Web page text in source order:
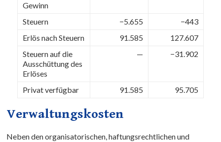
Gewinn
Steuern −5.655
−443
Erlös nach Steuern
91.585
127.607
Steuern auf die
Ausschüttung des
Erlöses
— −31.902
Privat verfügbar 91.585 95.705
Verwaltungskosten
Neben den organisatorischen, haftungsrechtlichen und